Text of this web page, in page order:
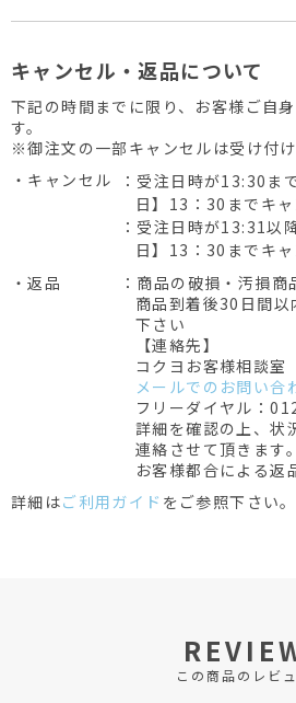
キャンセル・返品について
下記の時間までに限り、お客様ご自
す。
※御注文の一部キャンセルは受け付
・キャンセル
：受注日時が13:30ま
日】13：30までキ
：受注日時が13:31以
日】13：30までキ
・返品
：商品の破損・汚損商
商品到着後30日間
下さい
【連絡先】
コクヨお客様相談室
メールでのお問い合
フリーダイヤル：
詳細を確認の上、状
連絡させて頂きます。
お客様都合による返
詳細はご利用ガイド をご参照下さい。
この商品のレビ